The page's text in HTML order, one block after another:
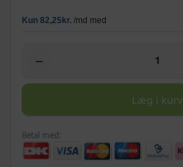
−
Læg i kurv
Betal med: